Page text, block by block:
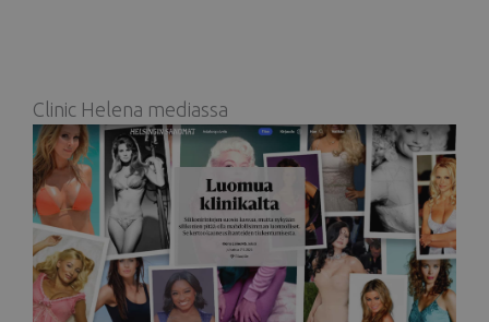
Clinic Helena mediassa